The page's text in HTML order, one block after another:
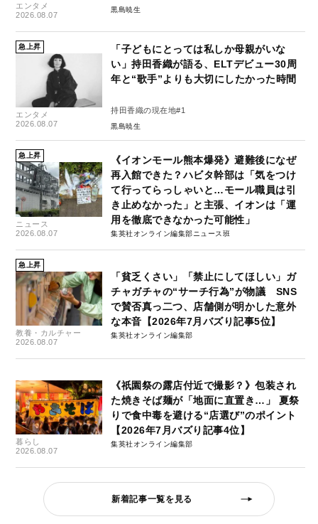
エンタメ
2026.08.07
黒島暁生
急上昇
エンタメ
2026.08.07
「子どもにとっては私しか母親がいな
い」持田香織が語る、ELTデビュー30周
年と“歌手”よりも大切にしたかった時間
持田香織の現在地#1
黒島暁生
急上昇
ニュース
2026.08.07
《イオンモール熊本爆発》避難後になぜ
再入館できた？ハビタ幹部は「気をつけ
て行ってらっしゃいと…モール職員は引
き止めなかった」と主張、イオンは「運
用を徹底できなかった可能性」
集英社オンライン編集部ニュース班
急上昇
教養・カルチャー
2026.08.07
「貧乏くさい」「禁止にしてほしい」ガ
チャガチャの“サーチ行為”が物議 SNS
で賛否真っ二つ、店舗側が明かした意外
な本音【2026年7月バズり記事5位】
集英社オンライン編集部
暮らし
2026.08.07
《祇園祭の露店付近で撮影？》包装され
た焼きそば麺が「地面に直置き…」 夏祭
りで食中毒を避ける“店選び”のポイント
【2026年7月バズり記事4位】
集英社オンライン編集部
新着記事一覧を見る